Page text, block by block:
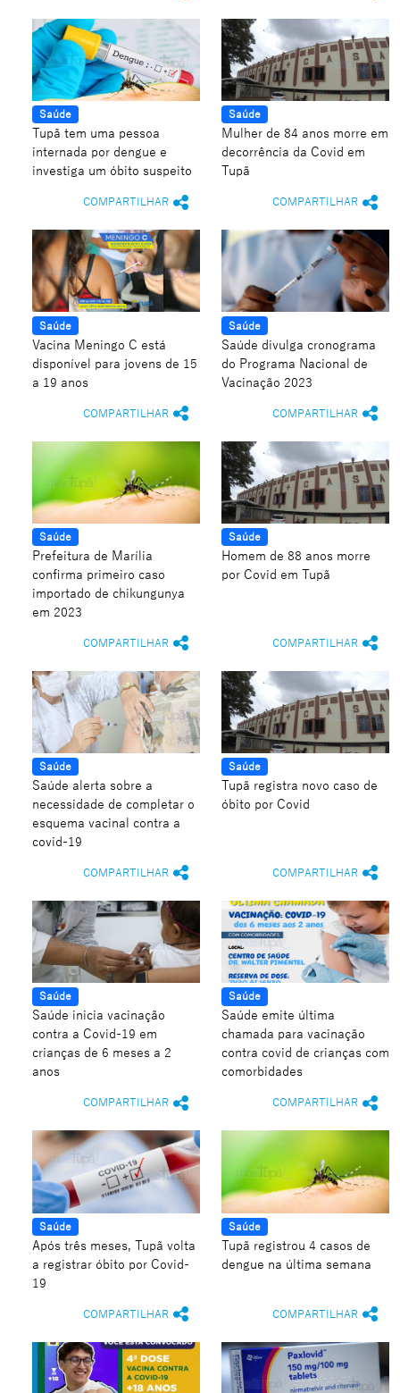
Saúde
Tupã tem uma pessoa
internada por dengue e
investiga um óbito suspeito
COMPARTILHAR
Saúde
Mulher de 84 anos morre em
decorrência da Covid em
Tupã
COMPARTILHAR
Saúde
Vacina Meningo C está
disponível para jovens de 15
a 19 anos
COMPARTILHAR
Saúde
Saúde divulga cronograma
do Programa Nacional de
Vacinação 2023
COMPARTILHAR
Saúde
Prefeitura de Marília
confirma primeiro caso
importado de chikungunya
em 2023
COMPARTILHAR
Saúde
Homem de 88 anos morre
por Covid em Tupã
COMPARTILHAR
Saúde
Saúde alerta sobre a
necessidade de completar o
esquema vacinal contra a
covid-19
COMPARTILHAR
Saúde
Tupã registra novo caso de
óbito por Covid
COMPARTILHAR
Saúde
Saúde inicia vacinação
contra a Covid-19 em
crianças de 6 meses a 2
anos
COMPARTILHAR
Saúde
Saúde emite última
chamada para vacinação
contra covid de crianças com
comorbidades
COMPARTILHAR
Saúde
Após três meses, Tupã volta
a registrar óbito por Covid-
19
COMPARTILHAR
Saúde
Tupã registrou 4 casos de
dengue na última semana
COMPARTILHAR